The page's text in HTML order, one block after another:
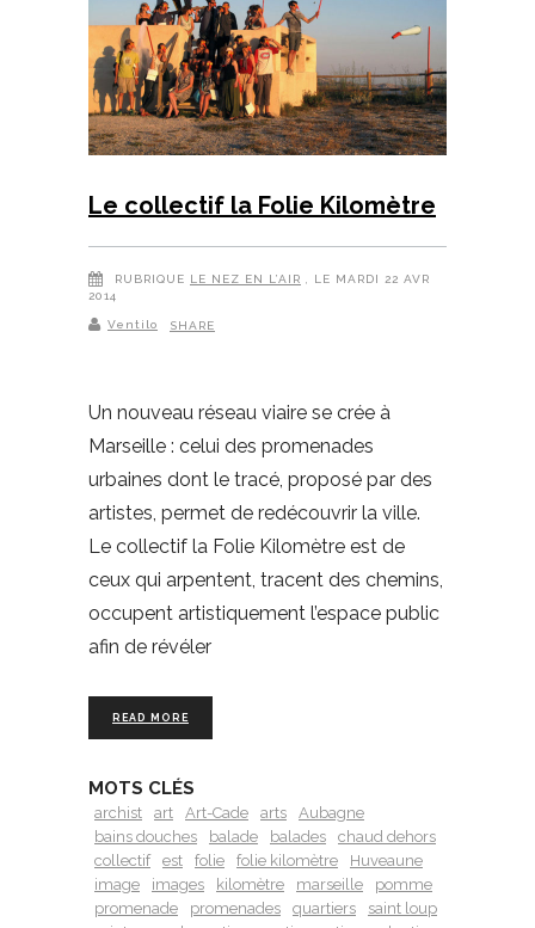
Le collectif la Folie Kilomètre
RUBRIQUE LE NEZ EN L’AIR
, LE MARDI 22 AVR
2014
Ventilo SHARE
Un nouveau réseau viaire se crée à
Marseille : celui des promenades
urbaines dont le tracé, proposé par des
artistes, permet de redécouvrir la ville.
Le collectif la Folie Kilomètre est de
ceux qui arpentent, tracent des chemins,
occupent artistiquement l’espace public
afin de révéler
READ MORE
MOTS CLÉS
archist art Art-Cade arts
Aubagne
bains douches
balade balades
chaud dehors
collectif
est folie folie kilomètre
Huveaune
image
images kilomètre marseille
pomme
promenade
promenades quartiers
saint loup